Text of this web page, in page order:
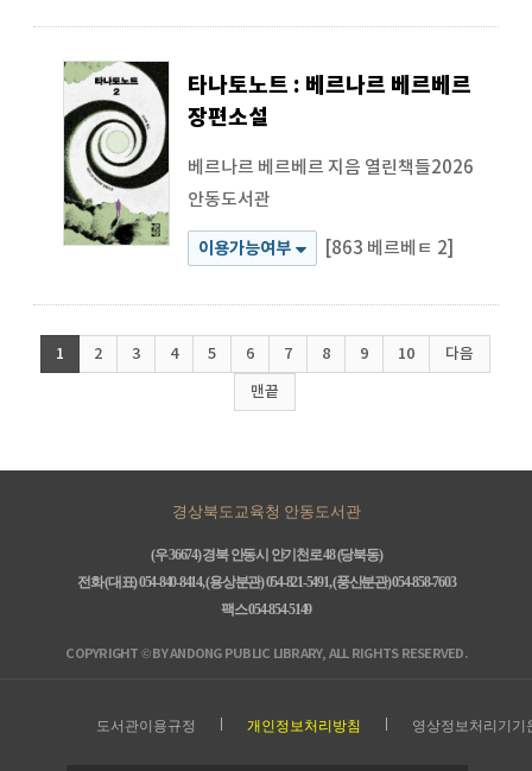
타나토노트 : 베르나르 베르베르
장편소설
베르나르 베르베르 지음 열린책들2026
안동도서관
이용가능여부 [863 베르베ㅌ 2]
1 2 3 4 5 6 7 8 9 10
다음
맨끝
경상북도교육청 안동도서관
(우 36674) 경북 안동시 안기천로 48 (당북동)
전화 (대표) 054-840-8414, (용상분관) 054-821-5491, (풍산분관) 054-858-7603
팩스 054-854-5149
COPYRIGHT © BY ANDONG PUBLIC LIBRARY, ALL RIGHTS RESERVED.
도서관이용규정 개인정보처리방침 영상정보처리기기